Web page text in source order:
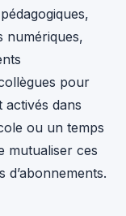
numériques,
pour
activés dans
ou un temps
mutualiser ces
d’abonnements.